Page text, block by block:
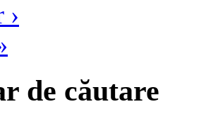
›
de căutare